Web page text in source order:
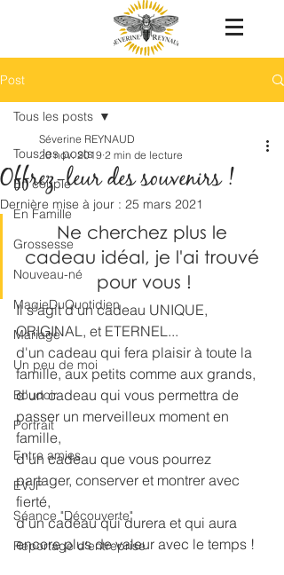
Post
Tous les posts
En couple
En Famille
Grossesse
Nouveau-né
MagieDuQuotidien
Mariage
Un peu de moi
Boudoir
Portrait
Entre amies
EVJF
Séance "Découverte"
Reportage d'entreprise
Tous les posts
Offrez-leur des souvenirs !
Séverine REYNAUD
20 nov. 2019 2 min de lecture
Dernière mise à jour : 25 mars 2021
Ne cherchez plus le
cadeau idéal, je l'ai trouvé
pour vous !
Il s'agit d'un cadeau UNIQUE,
ORIGINAL, et ETERNEL...
d'un cadeau qui fera plaisir à toute la
famille, aux petits comme aux grands,
d'un cadeau qui vous permettra de
passer un merveilleux moment en
famille,
d'un cadeau que vous pourrez
partager, conserver et montrer avec
fierté,
d'un cadeau qui durera et qui aura
encore plus de valeur avec le temps !